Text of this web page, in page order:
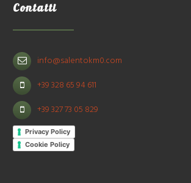
Contatti
info@salentokm0.com
+39 328 65 94 611
+39 327 73 05 829
Privacy Policy
Cookie Policy